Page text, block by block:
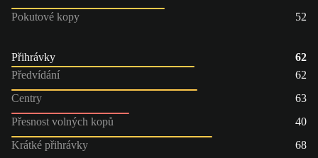
Pokutové kopy
52
Přihrávky
62
Předvídání
62
Centry
63
Přesnost volných kopů
40
Krátké přihrávky
68